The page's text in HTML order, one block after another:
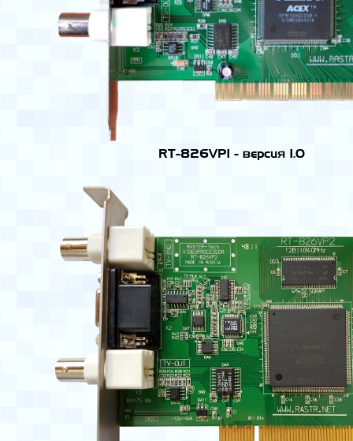
RT-826VP1 - версия 1.0